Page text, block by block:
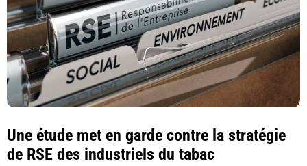
Une étude met en garde contre la stratégie
de RSE des industriels du tabac